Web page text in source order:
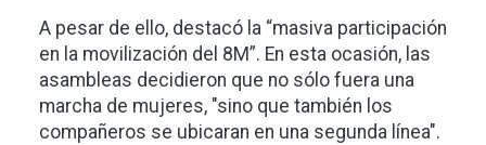
A pesar de ello, destacó la “masiva participación
en la movilización del 8M”. En esta ocasión, las
asambleas decidieron que no sólo fuera una
marcha de mujeres, "sino que también los
compañeros se ubicaran en una segunda línea".